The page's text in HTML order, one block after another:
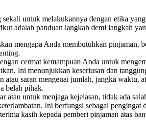
untuk melakukannya dengan etika
adalah panduan langkah demi langkah
mengapa Anda membutuhkan pinjaman,
cermat kemampuan Anda untuk
Ini menunjukkan keseriusan dan
saran mengenai jumlah, jangka waktu,
belah pihak.
atau untuk menjaga kejelasan, tidak ada
Ini berfungsi sebagai pengingat
kasih kepada pemberi pinjaman atas